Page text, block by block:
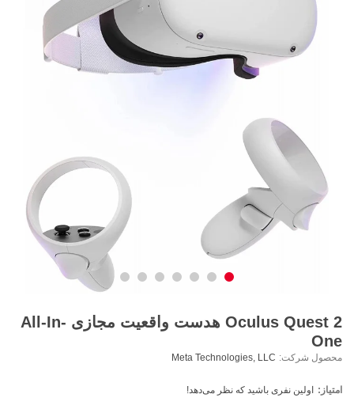
Oculus Quest 2 هدست واقعیت مجازی All-In-
One
محصول شرکت: Meta Technologies, LLC
امتیاز: اولین نفری باشید که نظر می‌دهد!